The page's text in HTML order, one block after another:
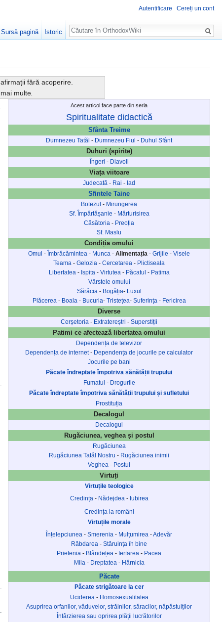
fără acoperire.
multe.
Acest articol face parte din seria
Spiritualitate didactică
Sfânta Treime
Dumnezeu Tatăl - Dumnezeu Fiul - Duhul Sfânt
Duhuri (spirite)
Îngeri - Diavoli
Viața viitoare
Judecată - Rai - Iad
Sfintele Taine
Botezul - Mirungerea
Sf. Împărtășanie - Mărturisirea
Căsătoria - Preoția
Sf. Maslu
Condiția omului
Omul - Îmbrăcămintea - Munca - Alimentația - Grijile - Visele
Teama - Gelozia - Cercetarea - Plictiseala
Libertatea- Ispita- Virtutea- Păcatul - Patima
Vârstele omului
Sărăcia- Bogăția- Luxul
Plăcerea- Boala- Bucuria- Tristețea- Suferința- Fericirea
Diverse
Cerșetoria - Extratereștri - Superstiții
Patimi ce afectează libertatea omului
Dependența de televizor
Dependența de internet- Dependența de jocurile pe calculator
Jocurile pe bani
Păcate îndreptate împotriva sănătății trupului
Fumatul - Drogurile
Păcate îndreptate împotriva sănătății trupului și sufletului
Prostituția
Decalogul
Decalogul
Rugăciunea, veghea și postul
Rugăciunea
Rugăciunea Tatăl Nostru - Rugăciunea inimii
Veghea - Postul
Virtuți
Virtuțile teologice
Credința- Nădejdea- Iubirea
Credința la români
Virtuțile morale
Înțelepciunea - Smerenia - Mulțumirea -Adevăr
Răbdarea - Stăruința în bine
Prietenia - Blândețea - Iertarea - Pacea
Mila- Dreptatea- Hărnicia
Păcate
Păcate strigătoare la cer
Uciderea- Homosexualitatea
Asuprirea orfanilor, văduvelor, străinilor, săracilor, năpăstuiților
Întârzierea sau oprirea plății lucrătorilor
Autentificare Cereți un cont
Sursă pagină Istoric
Căutare